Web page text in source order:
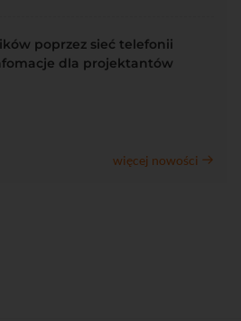
poprzez sieć telefonii
dla projektantów
więcej nowości